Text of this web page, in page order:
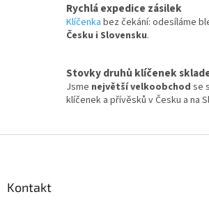
Rychlá expedice zásilek
Klíčenka bez čekání: odesíláme
Česku i Slovensku.
Stovky druhů klíčenek
Jsme největší velkoobchod se
klíčenek a přívěsků v Česku a na
Kontakt